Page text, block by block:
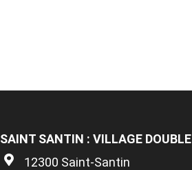
SAINT SANTIN : VILLAGE DOUBLE
12300 Saint-Santin